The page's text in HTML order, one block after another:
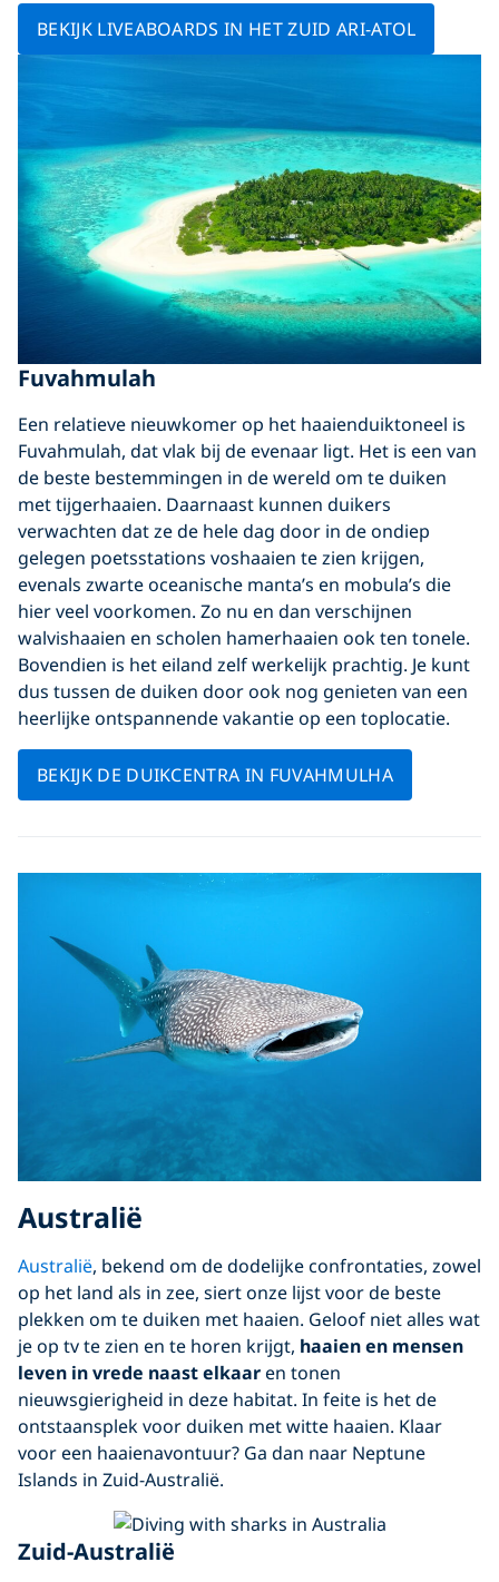
BEKIJK LIVEABOARDS IN HET ZUID ARI-ATOL
Fuvahmulah
Een relatieve nieuwkomer op het haaienduiktoneel is
Fuvahmulah, dat vlak bij de evenaar ligt. Het is een van
de beste bestemmingen in de wereld om te duiken
met tijgerhaaien. Daarnaast kunnen duikers
verwachten dat ze de hele dag door in de ondiep
gelegen poetsstations voshaaien te zien krijgen,
evenals zwarte oceanische manta’s en mobula’s die
hier veel voorkomen. Zo nu en dan verschijnen
walvishaaien en scholen hamerhaaien ook ten tonele.
Bovendien is het eiland zelf werkelijk prachtig. Je kunt
dus tussen de duiken door ook nog genieten van een
heerlijke ontspannende vakantie op een toplocatie.
BEKIJK DE DUIKCENTRA IN FUVAHMULHA
Australië
Australië, bekend om de dodelijke confrontaties, zowel
op het land als in zee, siert onze lijst voor de beste
plekken om te duiken met haaien. Geloof niet alles wat
je op tv te zien en te horen krijgt, haaien en mensen
leven in vrede naast elkaaren tonen
nieuwsgierigheid in deze habitat. In feite is het de
ontstaansplek voor duiken met witte haaien. Klaar
voor een haaienavontuur? Ga dan naar Neptune
Islands in Zuid-Australië.
Zuid-Australië